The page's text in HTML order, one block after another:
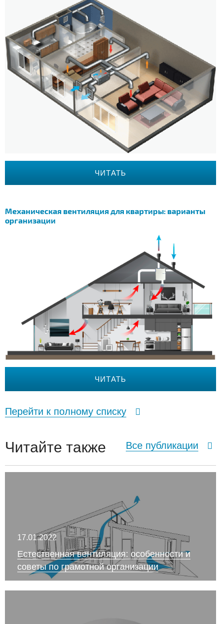
ЧИТАТЬ
Механическая вентиляция для квартиры: варианты
организации
ЧИТАТЬ
Перейти к полному списку
Читайте также Все публикации
17.01.2022
Естественная вентиляция: особенности и
советы по грамотной организации